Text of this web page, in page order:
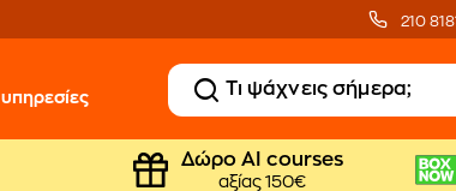
210
υπηρεσίες
Δώρο ΑΙ courses
αξίας 150€